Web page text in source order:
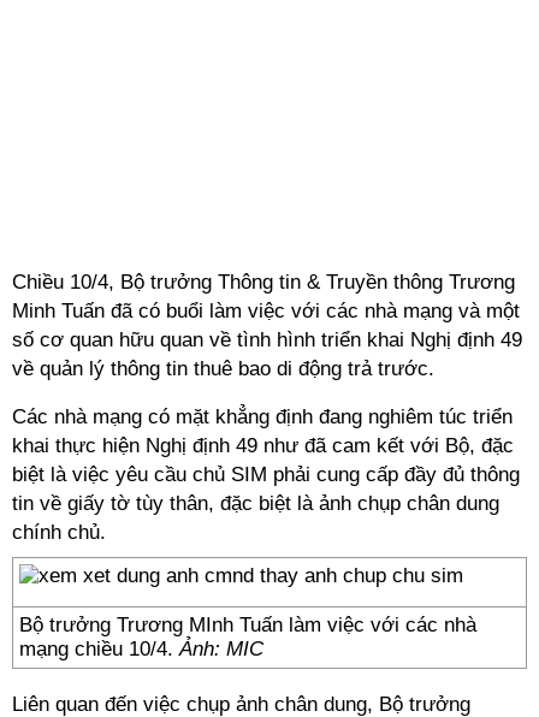
Chiều 10/4, Bộ trưởng Thông tin & Truyền thông Trương
Minh Tuấn đã có buổi làm việc với các nhà mạng và một
số cơ quan hữu quan về tình hình triển khai Nghị định 49
về quản lý thông tin thuê bao di động trả trước.
Các nhà mạng có mặt khẳng định đang nghiêm túc triển
khai thực hiện Nghị định 49 như đã cam kết với Bộ, đặc
biệt là việc yêu cầu chủ SIM phải cung cấp đầy đủ thông
tin về giấy tờ tùy thân, đặc biệt là ảnh chụp chân dung
chính chủ.
Bộ trưởng Trương MInh Tuấn làm việc với các nhà
mạng chiều 10/4.Ảnh: MIC
Liên quan đến việc chụp ảnh chân dung, Bộ trưởng